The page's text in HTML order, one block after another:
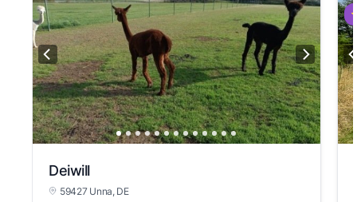
Deiwill
59427 Unna, DE